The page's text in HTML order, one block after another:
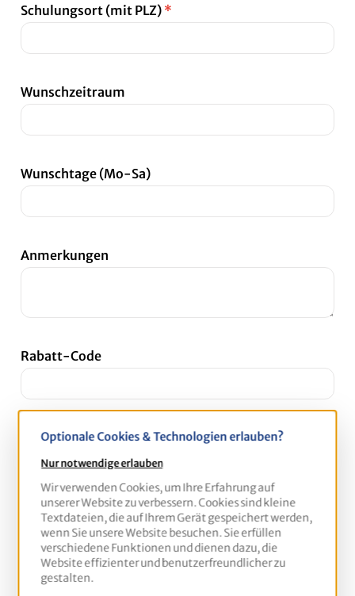
Schulungsort (mit PLZ) *
Wunschzeitraum
Wunschtage (Mo-Sa)
Anmerkungen
Rabatt-Code
Wie haben Sie von uns erfahren?
Kontaktdaten
Nur notwendige erlauben
Optionale Cookies & Technologien erlauben?
Wir verwenden Cookies, um Ihre Erfahrung auf
unserer Website zu verbessern. Cookies sind kleine
Textdateien, die auf Ihrem Gerät gespeichert werden,
wenn Sie unsere Website besuchen. Sie erfüllen
verschiedene Funktionen und dienen dazu, die
Website effizienter und benutzerfreundlicher zu
gestalten.